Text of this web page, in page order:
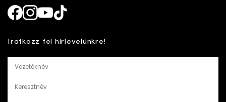
Iratkozz fel hírlevelünkre!
Vezetéknév
Keresztnév